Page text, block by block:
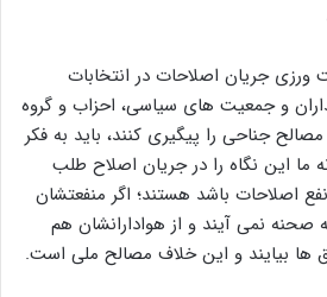
ورزی جریان اصلاحات در انتخابات
و جمعیت های سیاسی، احزاب و گروه
جناحی را پیگیری کنند، باید به فکر
ما این نگاه را در جریان اصلاح طلب
اصلاحات باشد هستند؛ اگر منفعتشان
صحنه نمی آیند و از هوادارانشان هم
ها بیایند و این خلاف مصالح ملی است.